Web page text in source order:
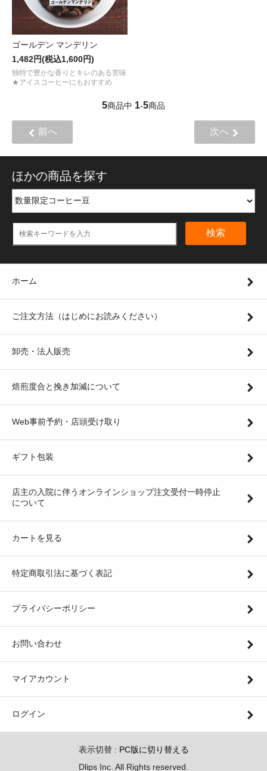
ゴールデン マンデリン
1,482円(税込1,600円)
独特で豊かな香りとキレのある苦味
★アイスコーヒーにもおすすめ
5商品中 1-5商品
前へ 次へ
ほかの商品を探す
検索
ホーム
ご注文方法（はじめにお読みください）
卸売・法人販売
焙煎度合と挽き加減について
Web事前予約・店頭受け取り
ギフト包装
店主の入院に伴うオンラインショップ注文受付一時停止
について
カートを見る
特定商取引法に基づく表記
プライバシーポリシー
お問い合わせ
マイアカウント
ログイン
表示切替 : PC版に切り替える
Dlips Inc. All Rights reserved.